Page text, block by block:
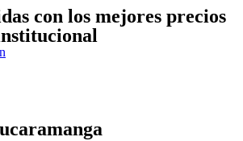
con los mejores precios